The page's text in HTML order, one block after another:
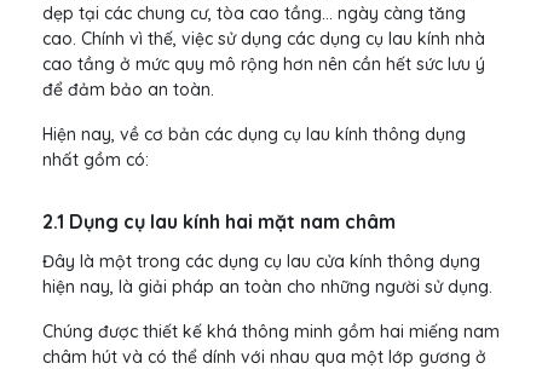
dẹp tại các chung cư, tòa cao tầng... ngày càng tăng
cao. Chính vì thế, việc sử dụng các dụng cụ lau kính nhà
cao tầng ở mức quy mô rộng hơn nên cần hết sức lưu ý
để đảm bảo an toàn.
Hiện nay, về cơ bản các dụng cụ lau kính thông dụng
nhất gồm có:
2.1 Dụng cụ lau kính hai mặt nam châm
Đây là một trong các dụng cụ lau cửa kính thông dụng
hiện nay, là giải pháp an toàn cho những người sử dụng.
Chúng được thiết kế khá thông minh gồm hai miếng nam
châm hút và có thể dính với nhau qua một lớp gương ở